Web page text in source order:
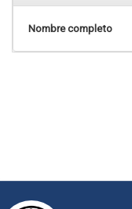
Nombre completo